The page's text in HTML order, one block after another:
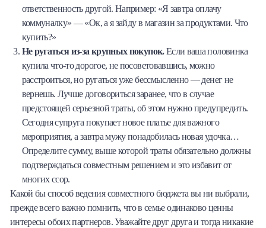
ответственность другой. Например: «Я завтра оплачу
коммуналку» — «Ок, а я зайду в магазин за продуктами. Что
купить?»
Не ругаться из-за крупных покупок.Если ваша половинка
купила что-то дорогое, не посоветовавшись, можно
расстроиться, но ругаться уже бессмысленно — денег не
вернешь. Лучше договориться заранее, что в случае
предстоящей серьезной траты, об этом нужно предупредить.
Сегодня супруга покупает новое платье для важного
мероприятия, а завтра мужу понадобилась новая удочка…
Определите сумму, выше которой траты обязательно должны
подтверждаться совместным решением и это избавит от
многих ссор.
Какой бы способ ведения совместного бюджета вы ни выбрали,
прежде всего важно помнить, что в семье одинаково ценны
интересы обоих партнеров. Уважайте друг друга и тогда никакие